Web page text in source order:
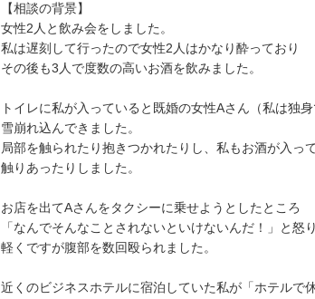
【相談の背景】
女性2人と飲み会をしました。
私は遅刻して行ったので女性2人はかなり酔っており
その後も3人で度数の高いお酒を飲みました。
トイレに私が入っていると既婚の女性Aさん（私は独
雪崩れ込んできました。
局部を触られたり抱きつかれたりし、私もお酒が入っ
触りあったりしました。
お店を出てAさんをタクシーに乗せようとしたところ
「なんでそんなことされないといけないんだ！」と怒り
軽くですが腹部を数回殴られました。
近くのビジネスホテルに宿泊していた私が「ホテルで